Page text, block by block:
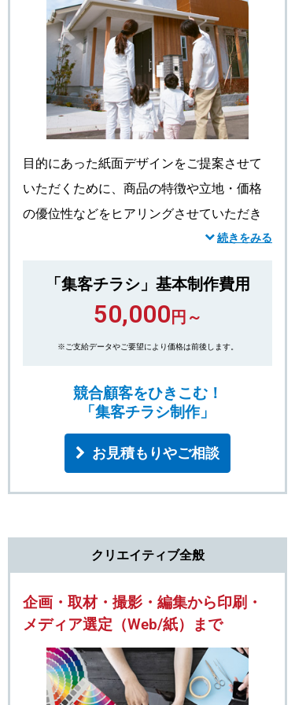
目的にあった紙面デザインをご提案させて
いただくために、商品の特徴や立地・価格
の優位性などをヒアリングさせていただき
ます。競合他社（物件）に勝るセールスポ
をご提案します。
デザイン制作のほか、ご要望により取材、
撮影、パース・間取り制作、コンセプトメ
新築（分譲）物件チラシ、モデルハウス完
成チラシ、構造見学会チラシ、カタログ、
パンフレット、DM等のデザイン制作も各種
実績がございます。
続きをみる
「集客チラシ」基本制作費用
50,000 円～
※ご支給データやご要望により価格は前後します。
競合顧客をひきこむ！
「集客チラシ制作」
お見積もりやご相談
クリエイティブ全般
企画・取材・撮影・編集から印刷・
メディア選定（Web/紙）まで